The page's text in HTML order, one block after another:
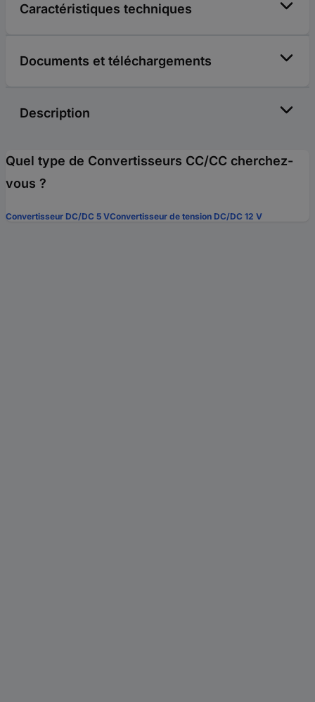
Caractéristiques techniques
Documents et téléchargements
Description
Quel type de Convertisseurs CC/CC cherchez-
vous ?
Convertisseur DC/DC 5 VConvertisseur de tension DC/DC 12 V